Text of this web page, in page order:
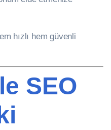
hızlı hem güvenli
SEO